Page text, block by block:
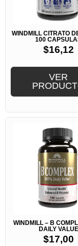
WINDMILL CITRATO
100
$16,12
VER
WINDMILL – B
DAILY VALUE
$17,00